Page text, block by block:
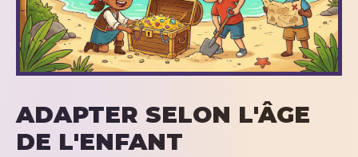
ADAPTER SELON L'ÂGE
DE L'ENFANT